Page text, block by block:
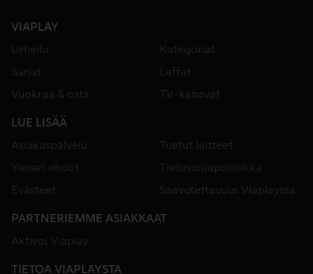
VIAPLAY
Urheilu
Kategoriat
Sarjat
Leffat
Vuokraa & osta
TV-kanavat
LUE LISÄÄ
Asiakaspalvelu
Tuetut laitteet
Yleiset ehdot
Tietosuojapolitiikka
Evästeet
Saavutettavuus Viaplayssa
PARTNERIEMME ASIAKKAAT
Aktivoi Viaplay
TIETOA VIAPLAYSTA